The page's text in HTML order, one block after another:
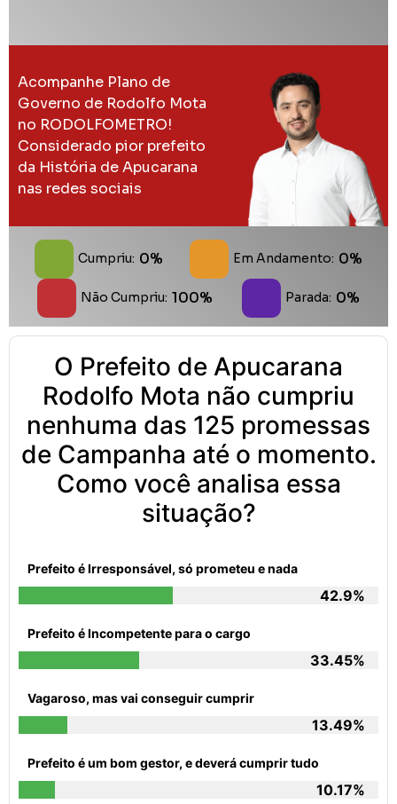
Acompanhe Plano de
Governo de Rodolfo Mota
no RODOLFOMETRO!
Considerado pior prefeito
da História de Apucarana
nas redes sociais
Cumpriu: 0% Em Andamento: 0%
Não Cumpriu: 100% Parada: 0%
O Prefeito de Apucarana
Rodolfo Mota não cumpriu
nenhuma das 125 promessas
de Campanha até o momento.
Como você analisa essa
situação?
Prefeito é Irresponsável, só prometeu e nada
42.9%
Prefeito é Incompetente para o cargo
33.45%
Vagaroso, mas vai conseguir cumprir
13.49%
Prefeito é um bom gestor, e deverá cumprir tudo
10.17%